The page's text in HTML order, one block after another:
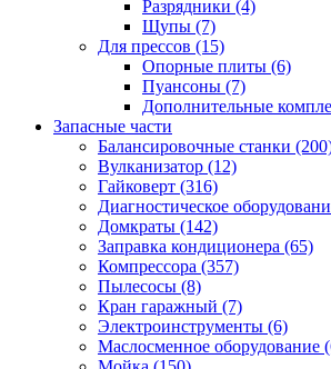
Разрядники (4)
Щупы (7)
Для прессов (15)
Опорные плиты (6)
Пуансоны (7)
Дополнительные
Запасные части
Балансировочные станки
Вулканизатор (12)
Гайковерт (316)
Диагностическое
Домкраты (142)
Заправка кондиционера (65)
Компрессора (357)
Пылесосы (8)
Кран гаражный (7)
Электроинструменты (6)
Маслосменное оборудование